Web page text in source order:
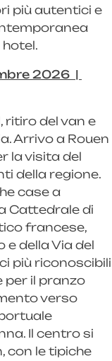
più autentici e
2026 |
ritiro del van e
Arrivo a Rouen
la visita del
della regione.
case a
Cattedrale di
francese,
e della Via del
più riconoscibili
per il pranzo
verso
Il centro si
con le tipiche